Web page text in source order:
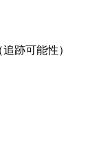
跡可能性）